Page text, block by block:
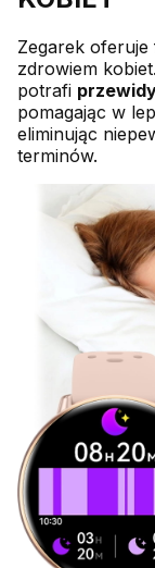
Zegarek
zdrowiem
potrafi
pomagając w
eliminując
terminów.